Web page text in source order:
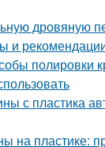
дровяную
и
полировки
с пластика
на пластике: